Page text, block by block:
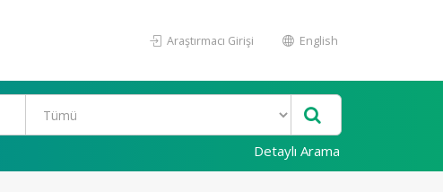
Araştırmacı Girişi English
Detaylı Arama